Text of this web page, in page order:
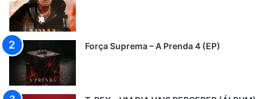
Força Suprema – A Prenda 4 (EP)